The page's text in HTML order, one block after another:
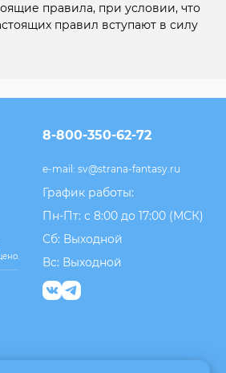
правила, при условии, что
правил вступают в силу
8-800-350-62-72
e-mail: sv@strana-fantasy.ru
График работы:
Пн-Пт: с 8:00 до 17:00 (МСК)
Сб: Выходной
Вс: Выходной